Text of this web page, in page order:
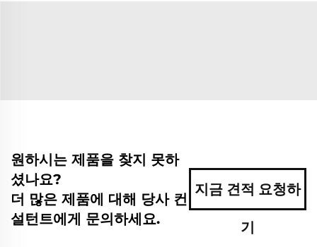
원하시는 제품을 찾지 못하
셨나요?
더 많은 제품에 대해 당사 컨
설턴트에게 문의하세요.
지금 견적 요청하
기